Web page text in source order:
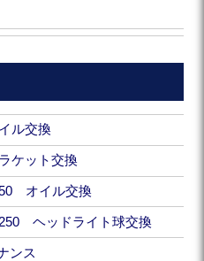
ル交換
ケット交換
オイル交換
ヘッドライト球交換
ンス